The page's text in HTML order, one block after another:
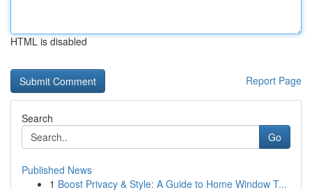
HTML is disabled
Report Page
Search
Go
Published News
1 Boost Privacy & Style: A Guide to Home Window T...